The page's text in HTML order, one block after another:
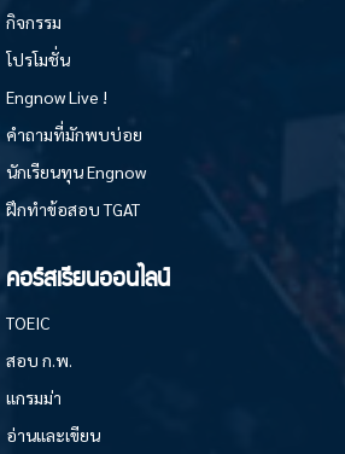
กิจกรรม
โปรโมชั่น
Engnow Live !
คำถามที่มักพบบ่อย
นักเรียนทุน Engnow
ฝึกทำข้อสอบ TGAT
คอร์สเรียนออนไลน์
TOEIC
สอบ ก.พ.
แกรมม่า
อ่านและเขียน